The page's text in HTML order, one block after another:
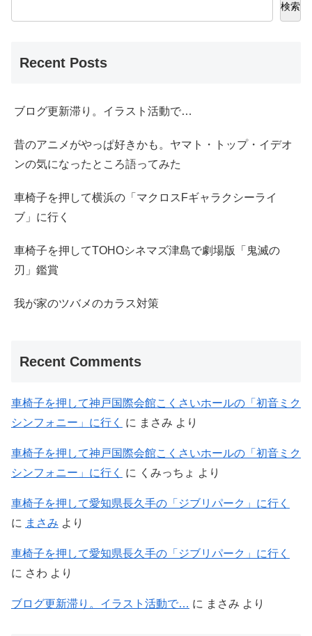
検索
Recent Posts
ブログ更新滞り。イラスト活動で…
昔のアニメがやっぱ好きかも。ヤマト・トップ・イデオ
ンの気になったところ語ってみた
車椅子を押して横浜の「マクロスFギャラクシーライ
ブ」に行く
車椅子を押してTOHOシネマズ津島で劇場版「鬼滅の
刃」鑑賞
我が家のツバメのカラス対策
Recent Comments
車椅子を押して神戸国際会館こくさいホールの「初音ミク
シンフォニー」に行く
に まさみ より
車椅子を押して神戸国際会館こくさいホールの「初音ミク
シンフォニー」に行く
に くみっちょ より
車椅子を押して愛知県長久手の「ジブリパーク」に行く
に まさみ より
車椅子を押して愛知県長久手の「ジブリパーク」に行く
に さわ より
ブログ更新滞り。イラスト活動で… に まさみ より